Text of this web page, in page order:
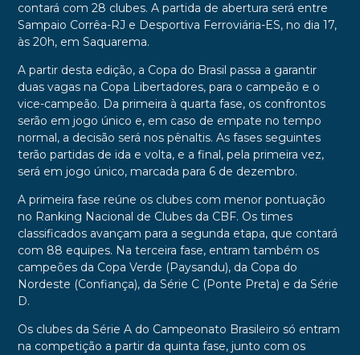
contará com 28 clubes. A partida de abertura será entre
Sampaio Corrêa-RJ e Desportiva Ferroviária-ES, no dia 17,
às 20h, em Saquarema.
A partir desta edição, a Copa do Brasil passa a garantir
duas vagas na Copa Libertadores, para o campeão e o
vice-campeão. Da primeira à quarta fase, os confrontos
serão em jogo único e, em caso de empate no tempo
normal, a decisão será nos pênaltis. As fases seguintes
terão partidas de ida e volta, e a final, pela primeira vez,
será em jogo único, marcada para 6 de dezembro.
A primeira fase reúne os clubes com menor pontuação
no Ranking Nacional de Clubes da CBF. Os times
classificados avançam para a segunda etapa, que contará
com 88 equipes. Na terceira fase, entram também os
campeões da Copa Verde (Paysandu), da Copa do
Nordeste (Confiança), da Série C (Ponte Preta) e da Série
D.
Os clubes da Série A do Campeonato Brasileiro só entram
na competição a partir da quinta fase, junto com os